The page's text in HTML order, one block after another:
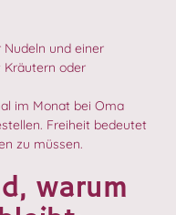
und einer
Kräutern oder
im Monat bei Oma
Freiheit bedeutet
zu müssen.
warum